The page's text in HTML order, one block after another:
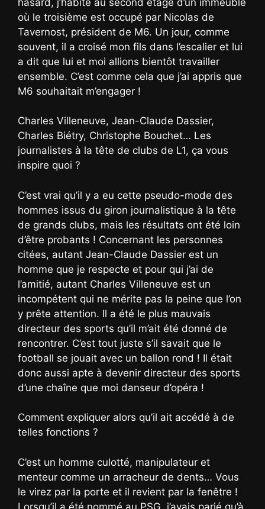
où le troisième est occupé par Nicolas de
Tavernost, président de M6. Un jour, comme
souvent, il a croisé mon fils dans l’escalier et lui
a dit que lui et moi allions bientôt travailler
ensemble. C’est comme cela que j’ai appris que
M6 souhaitait m’engager !
Charles Villeneuve, Jean-Claude Dassier,
Charles Biétry, Christophe Bouchet… Les
journalistes à la tête de clubs de L1, ça vous
inspire quoi ?
C’est vrai qu’il y a eu cette pseudo-mode des
hommes issus du giron journalistique à la tête
de grands clubs, mais les résultats ont été loin
d’être probants ! Concernant les personnes
citées, autant Jean-Claude Dassier est un
homme que je respecte et pour qui j’ai de
l’amitié, autant Charles Villeneuve est un
incompétent qui ne mérite pas la peine que l’on
y prête attention. Il a été le plus mauvais
directeur des sports qu’il m’ait été donné de
rencontrer. C’est tout juste s’il savait que le
football se jouait avec un ballon rond ! Il était
donc aussi apte à devenir directeur des sports
d’une chaîne que moi danseur d’opéra !
Comment expliquer alors qu’il ait accédé à de
telles fonctions ?
C’est un homme culotté, manipulateur et
menteur comme un arracheur de dents… Vous
le virez par la porte et il revient par la fenêtre !
Lorsqu’il a été nommé au PSG, j’avais parié qu’à